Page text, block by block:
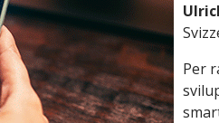
Per